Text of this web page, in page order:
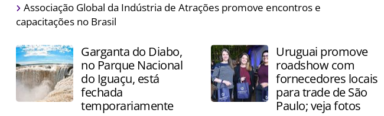
Associação Global da Indústria de Atrações promove encontros e
capacitações no Brasil
Garganta do Diabo,
no Parque Nacional
do Iguaçu, está
fechada
temporariamente
Uruguai promove
roadshow com
fornecedores locais
para trade de São
Paulo; veja fotos